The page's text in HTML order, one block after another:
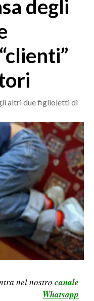
degli
altri due figlioletti di
nel nostro canale
Whatsapp